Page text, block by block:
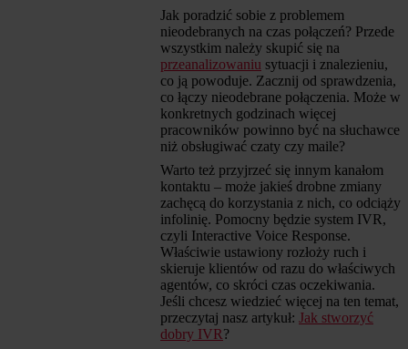
Jak poradzić sobie z problemem
nieodebranych na czas połączeń? Przede
wszystkim należy skupić się na
przeanalizowaniu sytuacji i znalezieniu,
co ją powoduje. Zacznij od sprawdzenia,
co łączy nieodebrane połączenia. Może w
konkretnych godzinach więcej
pracowników powinno być na słuchawce
niż obsługiwać czaty czy maile?
Warto też przyjrzeć się innym kanałom
kontaktu – może jakieś drobne zmiany
zachęcą do korzystania z nich, co odciąży
infolinię. Pomocny będzie system IVR,
czyli Interactive Voice Response.
Właściwie ustawiony rozłoży ruch i
skieruje klientów od razu do właściwych
agentów, co skróci czas oczekiwania.
Jeśli chcesz wiedzieć więcej na ten temat,
przeczytaj nasz artykuł: Jak stworzyć
dobry IVR?